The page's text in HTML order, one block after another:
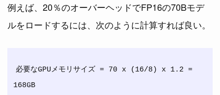
例えば、20％のオーバーヘッドでFP16の70Bモデ
ルをロードするには、次のように計算すれば良い。
必要なGPUメモリサイズ = 70 x (16/8) x 1.2 =